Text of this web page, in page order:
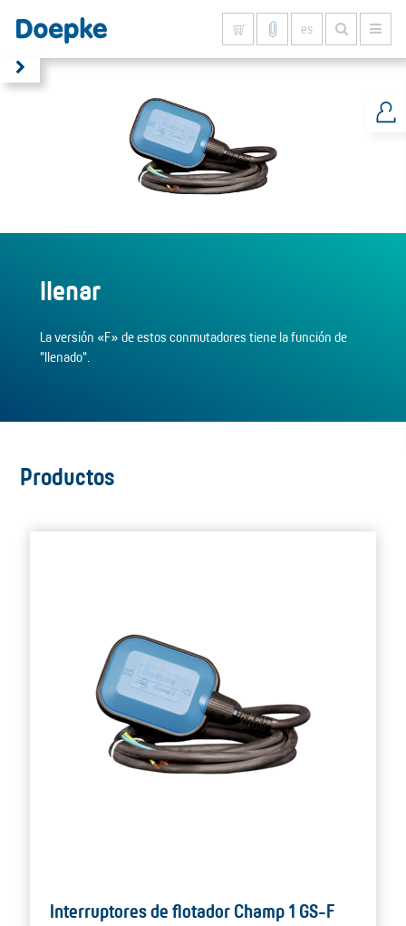
es
llenar
La versión «F» de estos conmutadores tiene la función de
"llenado".
Productos
Interruptores de flotador Champ 1 GS-F